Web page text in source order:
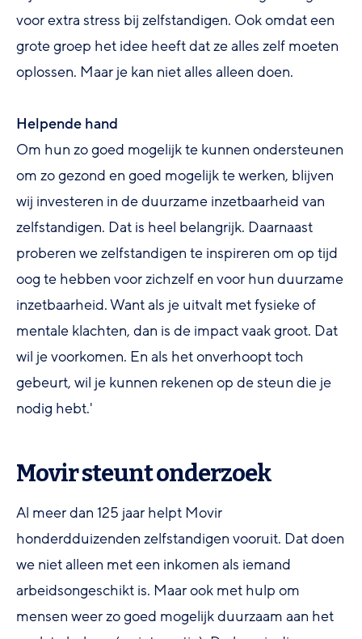
voor extra stress bij zelfstandigen. Ook omdat een
grote groep het idee heeft dat ze alles zelf moeten
oplossen. Maar je kan niet alles alleen doen.
Helpende hand
Om hun zo goed mogelijk te kunnen ondersteunen
om zo gezond en goed mogelijk te werken, blijven
wij investeren in de duurzame inzetbaarheid van
zelfstandigen. Dat is heel belangrijk. Daarnaast
proberen we zelfstandigen te inspireren om op tijd
oog te hebben voor zichzelf en voor hun duurzame
inzetbaarheid. Want als je uitvalt met fysieke of
mentale klachten, dan is de impact vaak groot. Dat
wil je voorkomen. En als het onverhoopt toch
gebeurt, wil je kunnen rekenen op de steun die je
nodig hebt.'
Movir steunt onderzoek
Al meer dan 125 jaar helpt Movir
honderdduizenden zelfstandigen vooruit. Dat doen
we niet alleen met een inkomen als iemand
arbeidsongeschikt is. Maar ook met hulp om
mensen weer zo goed mogelijk duurzaam aan het